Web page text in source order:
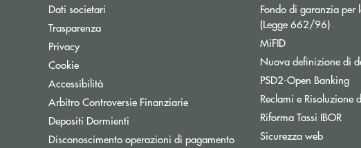
Dati societari
Trasparenza
Privacy
Cookie
Accessibilità
Arbitro Controversie FinanziarieApre una nuova finestra
Depositi Dormienti
Disconoscimento operazioni di pagamento
Fondo di garanzia per
(Legge 662/96)Apre
MiFID
Nuova definizione di
PSD2-Open Banking
Reclami e Risoluzione
Riforma Tassi IBOR
Sicurezza web